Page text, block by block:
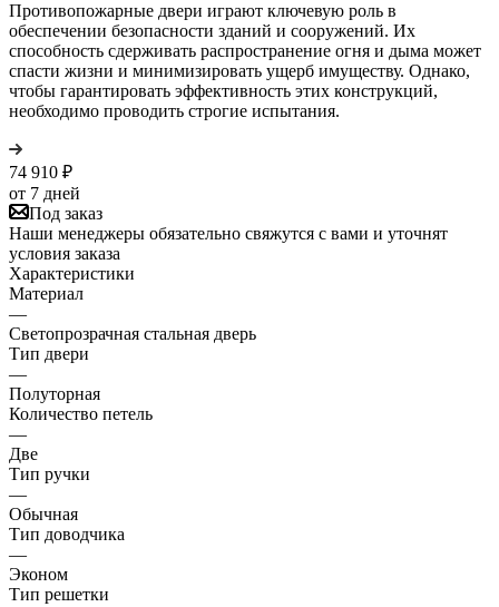
Противопожарные двери играют ключевую роль в
обеспечении безопасности зданий и сооружений. Их
способность сдерживать распространение огня и дыма может
спасти жизни и минимизировать ущерб имуществу. Однако,
чтобы гарантировать эффективность этих конструкций,
необходимо проводить строгие испытания.
74 910 ₽
от 7 дней
Под заказ
Наши менеджеры обязательно свяжутся с вами и уточнят
условия заказа
Характеристики
Материал
—
Светопрозрачная стальная дверь
Тип двери
—
Полуторная
Количество петель
—
Две
Тип ручки
—
Обычная
Тип доводчика
—
Эконом
Тип решетки